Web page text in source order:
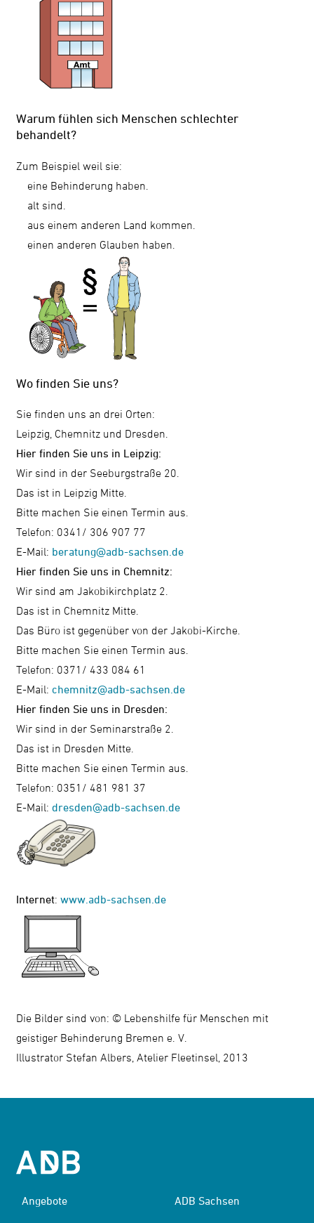
Warum fühlen sich Menschen schlechter
behandelt?
Zum Beispiel weil sie:
eine Behinderung haben.
alt sind.
aus einem anderen Land kommen.
einen anderen Glauben haben.
Wo finden Sie uns?
Sie finden uns an drei Orten:
Leipzig, Chemnitz und Dresden.
Hier finden Sie uns in Leipzig:
Wir sind in der Seeburgstraße 20.
Das ist in Leipzig Mitte.
Bitte machen Sie einen Termin aus.
Telefon: 0341/ 306 907 77
E-Mail: beratung@adb-sachsen.de
Hier finden Sie uns in Chemnitz:
Wir sind am Jakobikirchplatz 2.
Das ist in Chemnitz Mitte.
Das Büro ist gegenüber von der Jakobi-Kirche.
Bitte machen Sie einen Termin aus.
Telefon: 0371/ 433 084 61
E-Mail:chemnitz@adb-sachsen.de
Hier finden Sie uns in Dresden:
Wir sind in der Seminarstraße 2.
Das ist in Dresden Mitte.
Bitte machen Sie einen Termin aus.
Telefon: 0351/ 481 981 37
E-Mail:dresden@adb-sachsen.de
Internet: www.adb-sachsen.de
Die Bilder sind von: © Lebenshilfe für Menschen mit
geistiger Behinderung Bremen e. V.
Illustrator Stefan Albers, Atelier Fleetinsel, 2013
Angebote ADB Sachsen